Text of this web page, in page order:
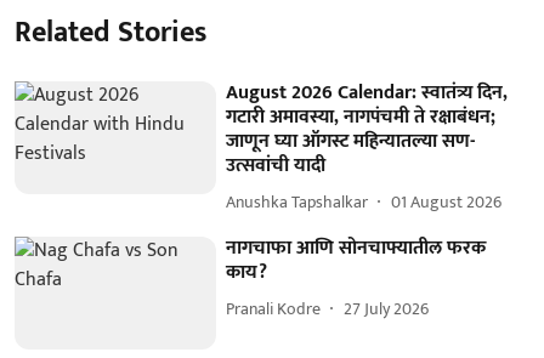
Related Stories
August 2026 Calendar: स्वातंत्र्य दिन,
गटारी अमावस्या, नागपंचमी ते रक्षाबंधन;
जाणून घ्या ऑगस्ट महिन्यातल्या सण-
उत्सवांची यादी
Anushka Tapshalkar 01 August 2026
नागचाफा आणि सोनचाफ्यातील फरक
काय?
Pranali Kodre 27 July 2026